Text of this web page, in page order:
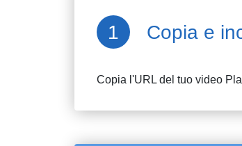
Copia e
Copia l'URL del tuo video